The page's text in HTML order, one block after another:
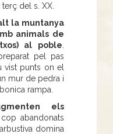
del s. XX.
la muntanya
animals de
al poble
pel pas
vist punts on el
mur de pedra i
rampa.
els
abandonats
domina